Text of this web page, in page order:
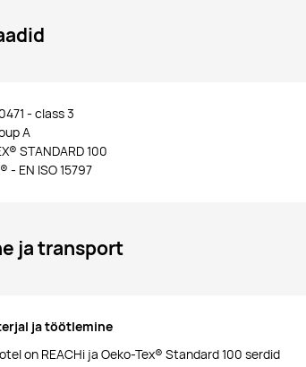
- class 3
A
STANDARD 100
- EN ISO 15797
ja transport
ja töötlemine
on REACHi ja Oeko-Tex® Standard 100 serdid